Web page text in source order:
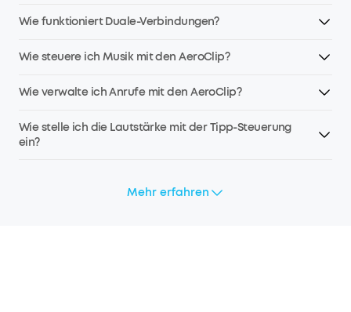
Wie funktioniert Duale-Verbindungen?
Wie steuere ich Musik mit den AeroClip?
Wie verwalte ich Anrufe mit den AeroClip?
Wie stelle ich die Lautstärke mit der Tipp-Steuerung
ein?
Mehr erfahren